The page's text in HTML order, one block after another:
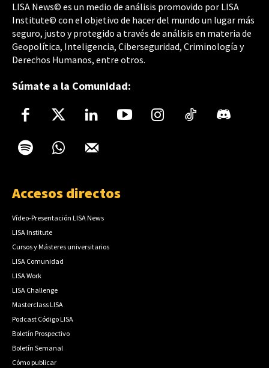
LISA News© es un medio de análisis promovido por LISA
Institute© con el objetivo de hacer del mundo un lugar más
seguro, justo y protegido a través de análisis en materia de
Geopolítica, Inteligencia, Ciberseguridad, Criminología y
Derechos Humanos, entre otros.
Súmate a la Comunidad:
Accesos directos
Vídeo-Presentación LISA News
LISA Institute
Cursos y Másteres universitarios
LISA Comunidad
LISA Work
LISA Challenge
Masterclass LISA
Podcast Código LISA
Boletín Prospectivo
Boletín Semanal
Cómo publicar